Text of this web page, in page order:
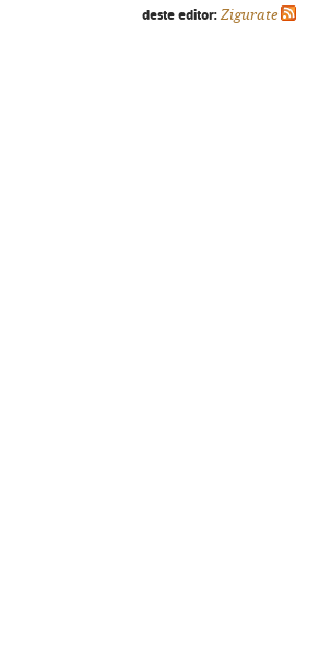
deste editor: Zigurate